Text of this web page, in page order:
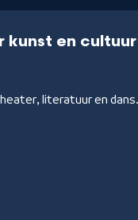
kunst en cultuur
literatuur en